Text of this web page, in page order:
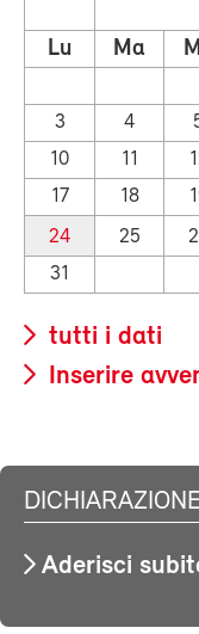
Lu Ma
3
4
10
11
17
18
24
25
31
tutti i dati
Inserire
Aderisci